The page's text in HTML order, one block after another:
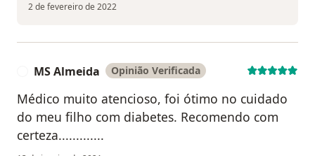
2 de fevereiro de 2022
MS Almeida Opinião Verificada
Médico muito atencioso, foi ótimo no cuidado
do meu filho com diabetes. Recomendo com
certeza.............